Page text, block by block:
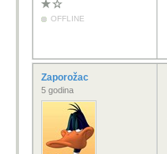
OFFLINE
Zaporožac
5 godina